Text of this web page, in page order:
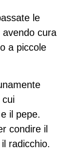
le
avendo cura
a piccole
cui
il pepe.
condire il
radicchio.